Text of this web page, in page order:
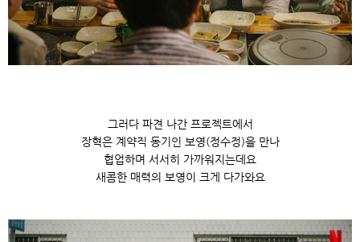
그러다 파견 나간 프로젝트에서
장혁은 계약직 동기인 보영(정수정)을 만나
협업하며 서서히 가까워지는데요
새콤한 매력의 보영이 크게 다가와요